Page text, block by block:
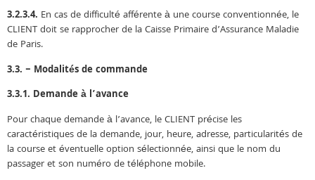
3.2.3.4. En cas de difficulté afférente à une course conventionnée, le
CLIENT doit se rapprocher de la Caisse Primaire d’Assurance Maladie
de Paris.
3.3. – Modalités de commande
3.3.1. Demande à l’avance
Pour chaque demande à l’avance, le CLIENT précise les
caractéristiques de la demande, jour, heure, adresse, particularités de
la course et éventuelle option sélectionnée, ainsi que le nom du
passager et son numéro de téléphone mobile.